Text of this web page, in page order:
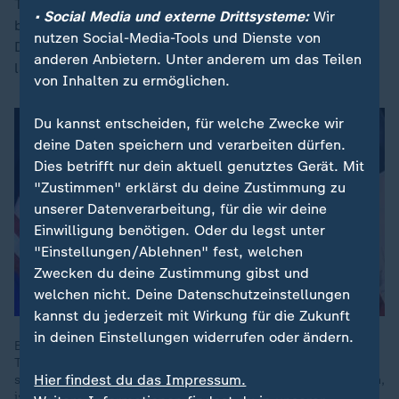
belastete Generalstaatsanwalt behauptete sich am
Dienstag mit deutlichem Vorsprung gegen den
langjährigen Amtsinhaber John Cornyn.
Bei den Vorwahlen der Republikaner hat sich der von Donald
Trump unterstützte Kandidat in Texas durchgesetzt. Ob der
sich aber bei den Wahlen im November auch durchsetzen kann,
• Social Media und externe Drittsysteme:Wir
nutzen Social-Media-Tools und Dienste von
anderen Anbietern. Unter anderem um das Teilen
von Inhalten zu ermöglichen.
Du kannst entscheiden, für welche Zwecke wir
deine Daten speichern und verarbeiten dürfen.
Dies betrifft nur dein aktuell genutztes Gerät. Mit
"Zustimmen" erklärst du deine Zustimmung zu
unserer Datenverarbeitung, für die wir deine
Einwilligung benötigen. Oder du legst unter
"Einstellungen/Ablehnen" fest, welchen
Zwecken du deine Zustimmung gibst und
welchen nicht. Deine Datenschutzeinstellungen
kannst du jederzeit mit Wirkung für die Zukunft
in deinen Einstellungen widerrufen oder ändern.
Hier findest du das Impressum.